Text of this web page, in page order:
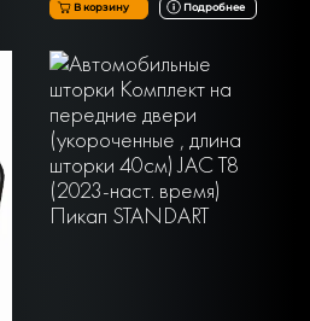
В корзину Подробнее